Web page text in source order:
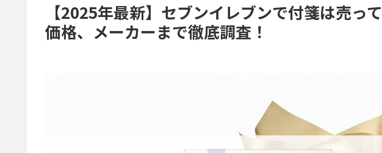
【2025年最新】セブンイレブンで付箋は売っ
価格、メーカーまで徹底調査！